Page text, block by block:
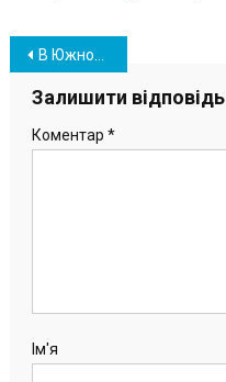
Навігація
записів
В Южном состоялось праздничное мероприятие по случаю Дня влюбленных (видео, фото)
Залишити відповідь
Коментар *
Ім'я